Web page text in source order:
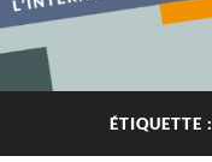
ÉTIQUETTE :